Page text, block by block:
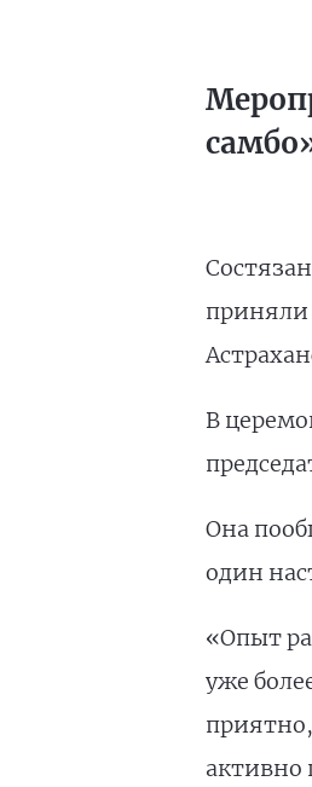
приняли
В
Она
один
«Опыт
уже
активно